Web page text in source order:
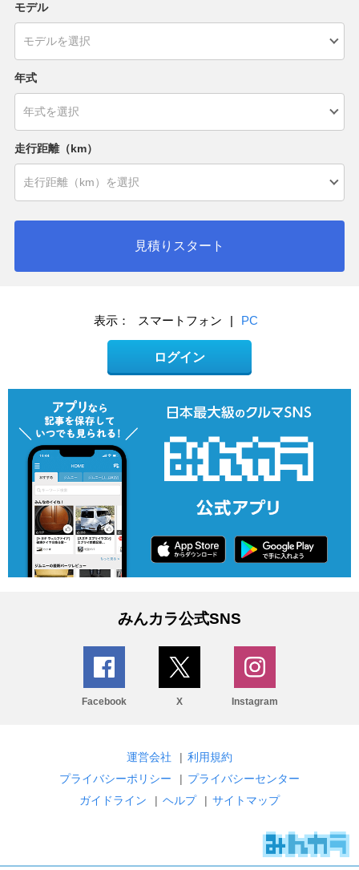
モデル
年式
走行距離（km）
見積りスタート
表示： スマートフォン | PC
ログイン
みんカラ公式SNS
Facebook X Instagram
運営会社 | 利用規約
プライバシーポリシー
| プライバシーセンター
ガイドライン
| ヘルプ | サイトマップ